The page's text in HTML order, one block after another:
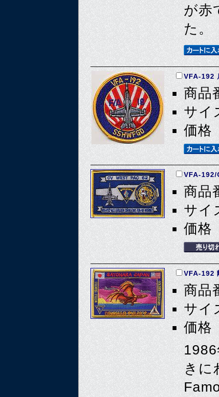
が赤
た。
VFA-192
商品
サイ
価格
VFA-192/
商品
サイ
価格
VFA-192
商品
サイ
価格
きに